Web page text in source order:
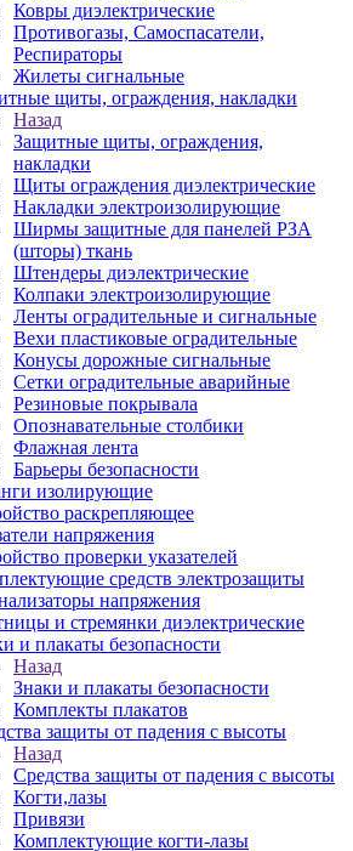
Ковры диэлектрические
Противогазы, Самоспасатели,
Респираторы
Жилеты сигнальные
щиты, ограждения, накладки
Назад
Защитные щиты, ограждения,
накладки
Щиты ограждения диэлектрические
Накладки электроизолирующие
Ширмы защитные для панелей РЗА
(шторы) ткань
Штендеры диэлектрические
Колпаки электроизолирующие
Ленты оградительные и сигнальные
Вехи пластиковые оградительные
Конусы дорожные сигнальные
Сетки оградительные аварийные
Резиновые покрывала
Опознавательные столбики
Флажная лента
Барьеры безопасности
изолирующие
раскрепляющее
напряжения
проверки указателей
средств электрозащиты
напряжения
и стремянки диэлектрические
и плакаты безопасности
Назад
Знаки и плакаты безопасности
Комплекты плакатов
защиты от падения с высоты
Назад
Средства защиты от падения с высоты
Когти,лазы
Привязи
Комплектующие когти-лазы